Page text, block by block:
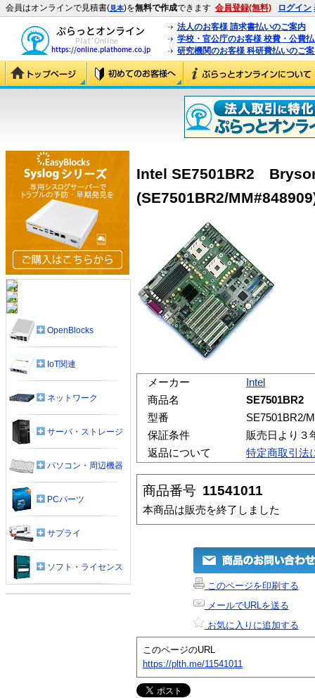
会員はオンラインで見積書(見本)を無料で作成できます 会員登録(無料) ログイン
法人のお客様 請求書払いのご案内
学校・官公庁のお客様 校費・公費
研究機関のお客様 科研費払いのご
Intel SE7501BR2
(SE7501BR2/
メーカー
Intel
商品名
SE7501BR2
型番
SE7501BR2/
保証条件
販売日より３
返品について
特定商取引法
商品番号 11541011
本商品は販売を終了しました
このページを印刷する
メールでURLを送る
お気に入りに追加する
このページのURL
https://plth.me/11541011
OpenBlocks
IoT関連
ネットワーク
サーバ・ストレージ
パソコン・周辺機器
PCパーツ
サプライ
ソフト・ライセンス